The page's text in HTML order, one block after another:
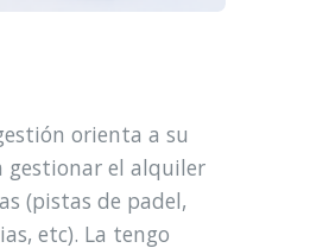
orienta a su
gestionar el alquiler
(pistas de padel,
etc). La tengo